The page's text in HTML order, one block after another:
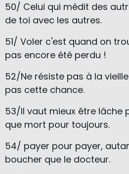
50/ Celui qui médit des
de toi avec les autres.
51/ Voler c'est quand on
pas encore été perdu !
52/Ne résiste pas à la
pas cette chance.
53/Il vaut mieux être lâche
que mort pour toujours.
54/ payer pour payer,
boucher que le docteur.